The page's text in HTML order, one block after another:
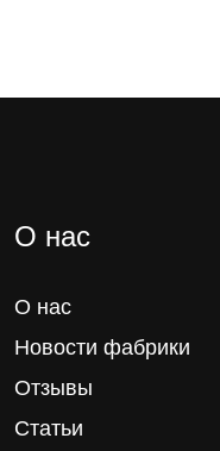
О нас
О нас
Новости фабрики
Отзывы
Статьи